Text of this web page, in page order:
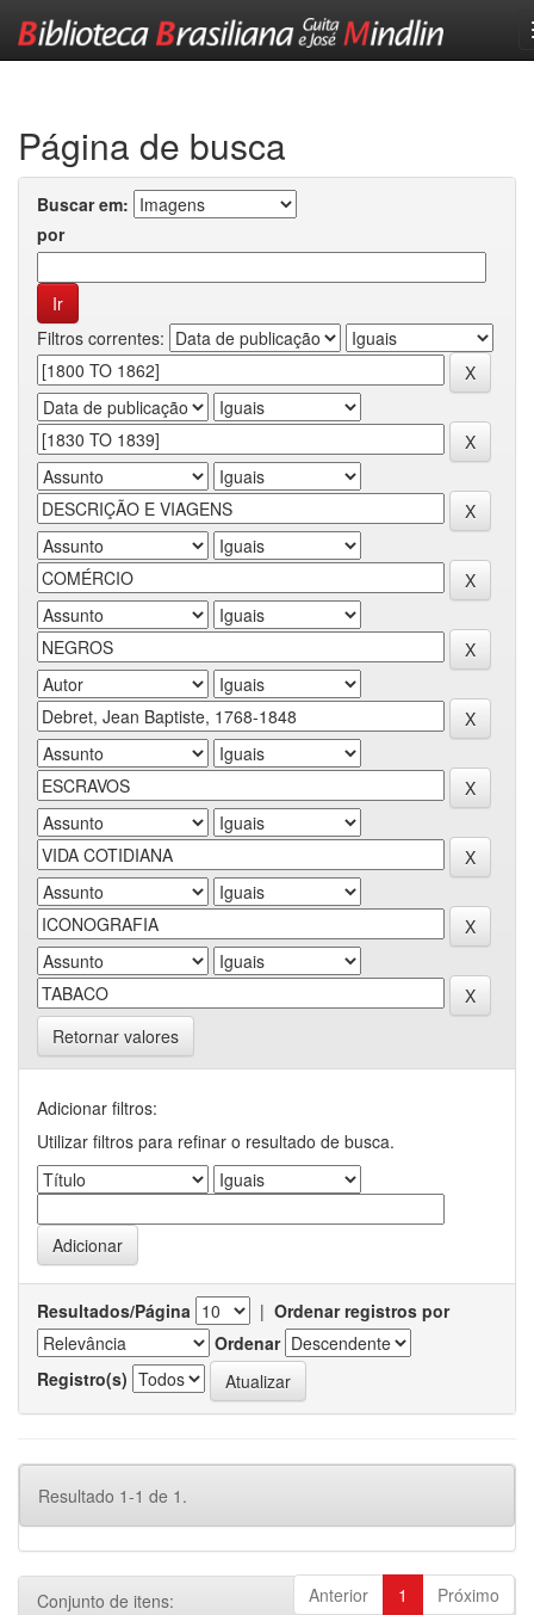
Página de busca
Buscar em:
por
Filtros correntes:
Retornar valores
Adicionar filtros:
Utilizar filtros para refinar o resultado de busca.
Resultados/Página | Ordenar registros por
Ordenar
Registro(s)
Resultado 1-1 de 1.
Anterior 1 Próximo
Conjunto de itens: